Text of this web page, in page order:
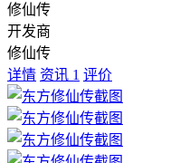
修仙传
开发商
修仙传
详情 资讯 1 评价